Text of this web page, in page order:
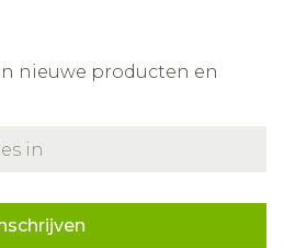
nieuwe producten en